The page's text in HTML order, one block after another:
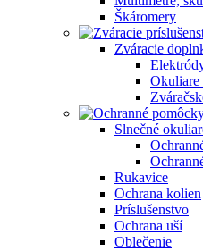
Škáromery
Zváracie
Okuliare
Slnečné
Rukavice
Ochrana kolien
Príslušenstvo
Ochrana uší
Oblečenie